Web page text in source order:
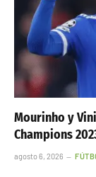
Mourinho y
Champions
agosto 6, 2026